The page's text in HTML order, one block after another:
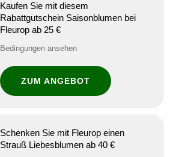
Kaufen Sie mit diesem
Rabattgutschein Saisonblumen bei
Fleurop ab 25 €
Bedingungen ansehen
ZUM ANGEBOT
Schenken Sie mit Fleurop einen
Strauß Liebesblumen ab 40 €